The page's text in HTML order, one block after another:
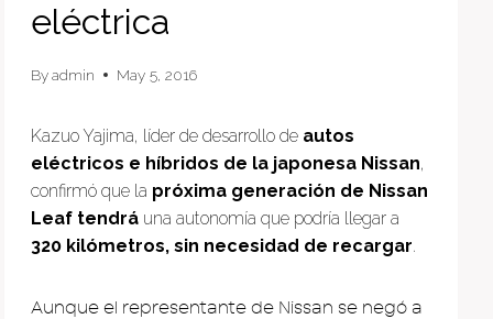
eléctrica
Byadmin May 5, 2016
Kazuo Yajima, líder de desarrollo de autos
eléctricos e híbridos de la japonesa Nissan,
confirmó que la próxima generación de Nissan
Leaf tendrá una autonomía que podría llegar a
320 kilómetros, sin necesidad de recargar.
Aunque el representante de Nissan se negó a